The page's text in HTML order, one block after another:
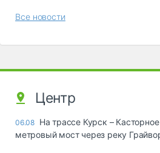
Все новости
Центр
06.08 На трассе Курск –
метровый мост через реку